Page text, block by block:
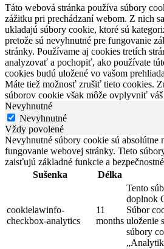
Táto webová stránka používa súbory
zážitku pri prechádzaní webom. Z nich
ukladajú súbory cookie, ktoré sú
pretože sú nevyhnutné pre fungovanie
stránky. Používame aj cookies tretích
analyzovať a pochopiť, ako používate
cookies budú uložené vo vašom
Máte tiež možnosť zrušiť tieto cookies.
súborov cookie však môže ovplyvniť
Nevyhnutné
Nevyhnutné
Vždy povolené
Nevyhnutné súbory cookie sú absolútne
fungovanie webovej stránky. Tieto
zaisťujú základné funkcie a
Sušenka
Délka
cookielawinfo-
checkbox-analytics
11
months
Tento
doplnok
Súbor
uloženie
súbory